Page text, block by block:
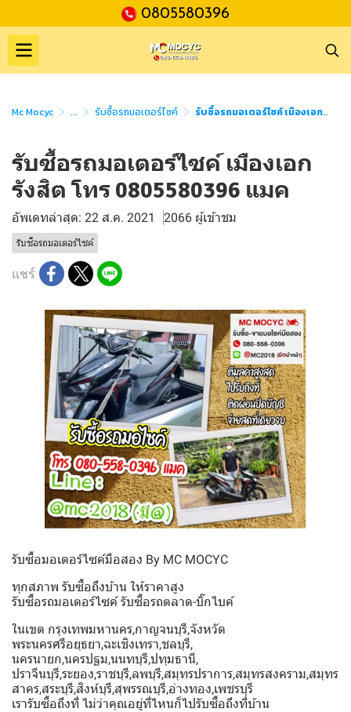
0805580396
Mc Mocyc ... รับซื้อรถมอเตอร์ไซค์ รับซื้อรถมอเตอร์ไซค์ เมืองเอกรังสิต โทร 0805580396 แมค
รับซื้อรถมอเตอร์ไซค์ เมืองเอก
รังสิต โทร 0805580396 แมค
อัพเดทล่าสุด: 22 ส.ค. 2021 2066 ผู้เข้าชม
รับซื้อรถมอเตอร์ไซค์
แชร์
รับซื้อมอเตอร์ไซค์มือสอง By MC MOCYC
ทุกสภาพ รับซื้อถึงบ้าน ให้ราคาสูง
รับซื้อรถมอเตอร์ไซค์ รับซื้อรถตลาด-บิ๊กไบค์
ในเขต กรุงเทพมหานคร,กาญจนบุรี,จังหวัด
พระนครศรีอยุธยา,ฉะเชิงเทรา,ชลบุรี,
นครนายก,นครปฐม,นนทบุรี,ปทุมธานี,
ปราจีนบุรี,ระยอง,ราชบุรี,ลพบุรี,สมุทรปราการ,สมุทรสงคราม,สมุทร
สาคร,สระบุรี,สิงห์บุรี,สุพรรณบุรี,อ่างทอง,เพชรบุรี
เรารับซื้อถึงที่ ไม่ว่าคุณอยู่ที่ไหนก็ไปรับซื้อถึงที่บ้าน